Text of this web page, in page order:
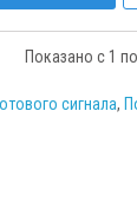
Показано с 1
сигнала,